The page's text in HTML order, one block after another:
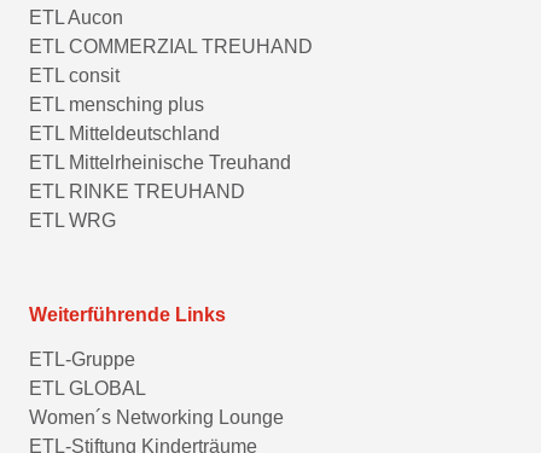
ETL Aucon
ETL COMMERZIAL TREUHAND
ETL consit
ETL mensching plus
ETL Mitteldeutschland
ETL Mittelrheinische Treuhand
ETL RINKE TREUHAND
ETL WRG
Weiterführende Links
ETL-Gruppe
ETL GLOBAL
Women´s Networking Lounge
ETL-Stiftung Kinderträume